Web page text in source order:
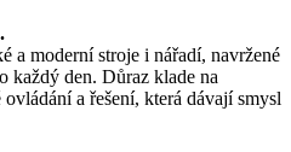
moderní stroje i nářadí, navržené
každý den. Důraz klade na
a řešení, která dávají smysl